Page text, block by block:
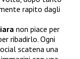
rapito dagli
non piace per
ribadirlo. Ogni
scatena una